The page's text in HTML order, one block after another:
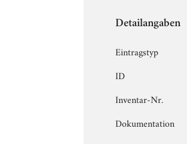
Detailangaben
Eintragstyp
ID
Inventar-Nr.
Dokumentation